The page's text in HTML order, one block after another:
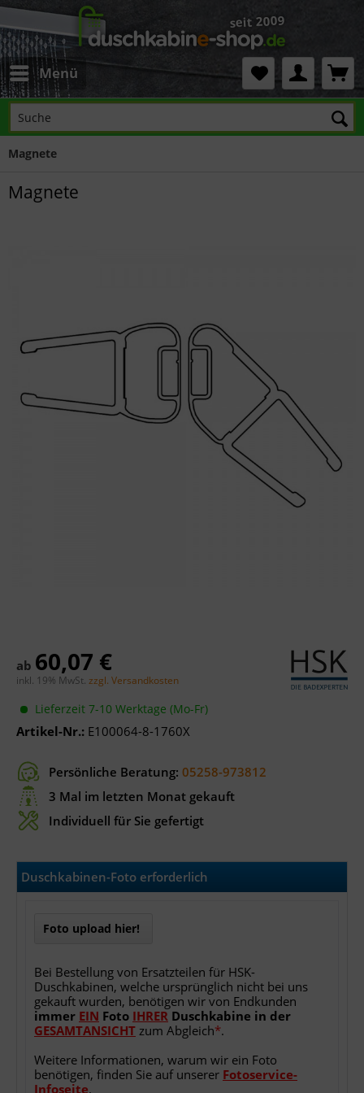
Menü
Magnete
Magnete
ab 60,07 €
inkl. 19% MwSt. zzgl. Versandkosten
Lieferzeit 7-10 Werktage (Mo-Fr)
Artikel-Nr.: E100064-8-1760X
Persönliche Beratung: 05258-973812
3 Mal im letzten Monat gekauft
Individuell für Sie gefertigt
Duschkabinen-Foto erforderlich
Foto upload hier!
Bei Bestellung von Ersatzteilen für HSK-
Duschkabinen, welche ursprünglich nicht bei uns
gekauft wurden, benötigen wir von Endkunden
immer EIN Foto IHRER Duschkabine in der
GESAMTANSICHT zum Abgleich*.
Weitere Informationen, warum wir ein Foto
benötigen, finden Sie auf unserer Fotoservice-
Infoseite.